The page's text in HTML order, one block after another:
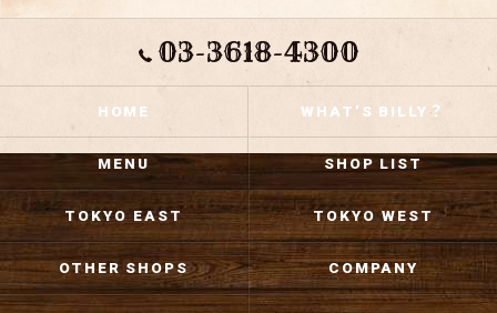
03-3618-4300
HOME WHAT’S BILLY？
MENU SHOP LIST
TOKYO EAST TOKYO WEST
OTHER SHOPS COMPANY